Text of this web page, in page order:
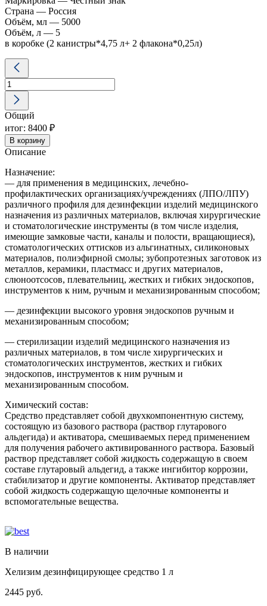
Страна — Россия
Объём, мл — 5000
Объём, л — 5
в коробке (2 канистры*4,75 л+ 2 флакона*0,25л)
Количество
товара
Дезиталь
Эндо
4.75
л
с
активатором
(0,25л)
комплекта
коробе
(2
канистры*4,75
л+
2
флакона*0,25л)
Общий
итог: 8400 ₽
В корзину
Описание
Назначение:
— для применения в медицинских, лечебно-
профилактических организациях/учреждениях (ЛПО/ЛПУ)
различного профиля для дезинфекции изделий медицинского
назначения из различных материалов, включая хирургические
и стоматологические инструменты (в том числе изделия,
имеющие замковые части, каналы и полости, вращающиеся),
стоматологических оттисков из альгинатных, силиконовых
материалов, полиэфирной смолы; зубопротезных заготовок из
металлов, керамики, пластмасс и других материалов,
слюноотсосов, плевательниц, жестких и гибких эндоскопов,
инструментов к ним, ручным и механизированным способом;
— дезинфекции высокого уровня эндоскопов ручным и
механизированным способом;
— стерилизации изделий медицинского назначения из
различных материалов, в том числе хирургических и
стоматологических инструментов, жестких и гибких
эндоскопов, инструментов к ним ручным и
механизированным способом.
Химический состав:
Средство представляет собой двухкомпонентную систему,
состоящую из базового раствора (раствор глутарового
альдегида) и активатора, смешиваемых перед применением
для получения рабочего активированного раствора. Базовый
раствор представляет собой жидкость содержащую в своем
составе глутаровый альдегид, а также ингибитор коррозии,
стабилизатор и другие компоненты. Активатор представляет
собой жидкость содержащую щелочные компоненты и
вспомогательные вещества.
В наличии
Хелизим дезинфицирующее средство 1 л
2445 руб.